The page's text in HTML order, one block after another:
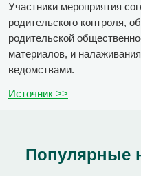
Участники мероприятия
родительского контроля,
родительской
материалов, и
ведомствами.
Источник >>
Популярные